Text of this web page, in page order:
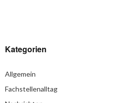
Kategorien
Allgemein
Fachstellenalltag